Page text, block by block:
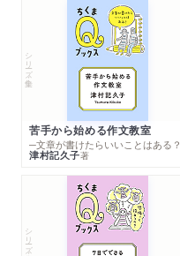
シリーズ・全集
苦手から始める作文教室
─文章が書けたらいいことはある？
津村記久子著
シリーズ・全集